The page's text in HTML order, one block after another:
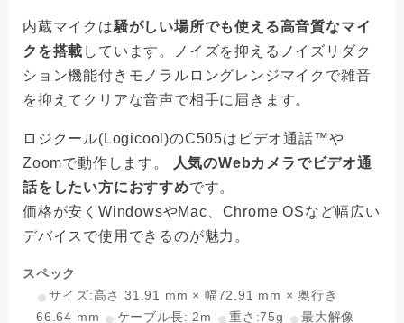
内蔵マイクは騒がしい場所でも使える高音質なマイ
クを搭載 しています。ノイズを抑えるノイズリダク
ション機能付きモノラルロングレンジマイクで雑音
を抑えてクリアな音声で相手に届きます。
ロジクール(Logicool)のC505はビデオ通話™や
Zoomで動作します。
人気のWebカメラでビデオ通
話をしたい方におすすめです。
価格が安くWindowsやMac、Chrome OSなど幅広い
デバイスで使用できるのが魅力。
スペック
サイズ:高さ 31.91 mm × 幅72.91 mm × 奥行き
66.64 mm
ケーブル長: 2m 重さ:75g
最大解像